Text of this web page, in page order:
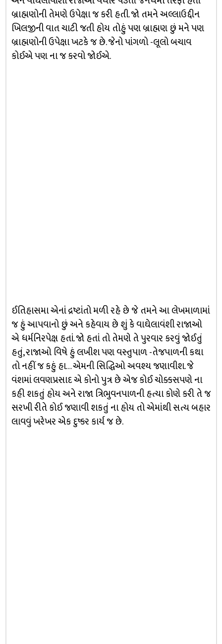
બ્રાહ્મણોની તેમણે ઉપેક્ષા જ કરી હતી. જો તમને અલ્લાઉદ્દીન
ખિલજીની વાત ચાટી જતી હોય તોહું પણ બ્રાહ્મણ છું મને પણ
બ્રાહ્મણોની ઉપેક્ષા ખટકે જ છે. જેનો પાંગળો -લૂલો બચાવ
કોઈએ પણ ના જ કરવો જોઈએ.
ઈતિહાસમા એનાં દ્રષ્ટાંતો મળી રહે છે જે તમને આ લેખમાળામાં
જ હું આપવાનો છું અને કહેવાય છે શું કે વાઘેલાવંશી રાજાઓ
એ ધર્મનિરપેક્ષ હતાં. જો હતાં તો તેમણે તે પુરવાર કરવું જોઈતું
હતું, રાજાઓ વિષે હું લખીશ પણ વસ્તુપાળ -તેજપાળની કથા
તો નહીં જ કહું હા… એમની સિદ્ધિઓ અવશ્ય જણાવીશ. જે
વંશમાં લવણપ્રસાદ એ કોનો પુત્ર છે એજ કોઈ ચોક્કસપણે ના
કહી શકતું હોય અને રાજા ત્રિભુવનપાળની હત્યા કોણે કરી તે જ
સરખી રીતે કોઈ જણાવી શકતું ના હોય તો એમાંથી સત્ય બહાર
લાવવું ખરેખર એક દુષ્કર કાર્ય જ છે.